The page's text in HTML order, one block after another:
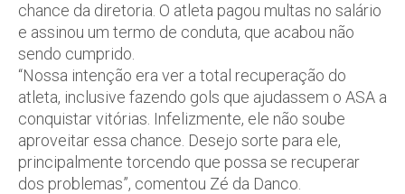
chance da diretoria. O atleta pagou multas no salário
e assinou um termo de conduta, que acabou não
sendo cumprido.
“Nossa intenção era ver a total recuperação do
atleta, inclusive fazendo gols que ajudassem o ASA a
conquistar vitórias. Infelizmente, ele não soube
aproveitar essa chance. Desejo sorte para ele,
principalmente torcendo que possa se recuperar
dos problemas”, comentou Zé da Danco.